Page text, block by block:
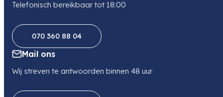
Telefonisch bereikbaar tot 18:00
070 360 88 04
Mail ons
Wij streven te antwoorden binnen 48 uur